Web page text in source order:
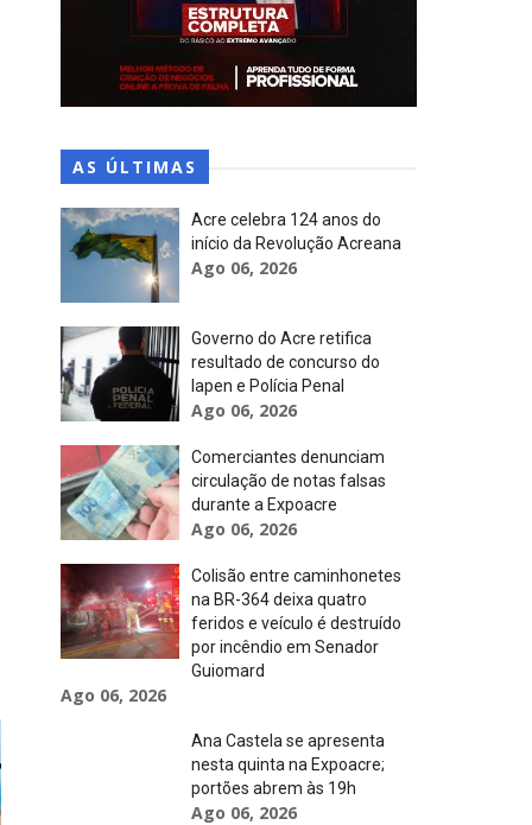
AS ÚLTIMAS
Acre celebra 124 anos do
início da Revolução Acreana
Ago 06, 2026
Governo do Acre retifica
resultado de concurso do
Iapen e Polícia Penal
Ago 06, 2026
Comerciantes denunciam
circulação de notas falsas
durante a Expoacre
Ago 06, 2026
Colisão entre caminhonetes
na BR-364 deixa quatro
feridos e veículo é destruído
por incêndio em Senador
Guiomard
Ago 06, 2026
Ana Castela se apresenta
nesta quinta na Expoacre;
portões abrem às 19h
Ago 06, 2026